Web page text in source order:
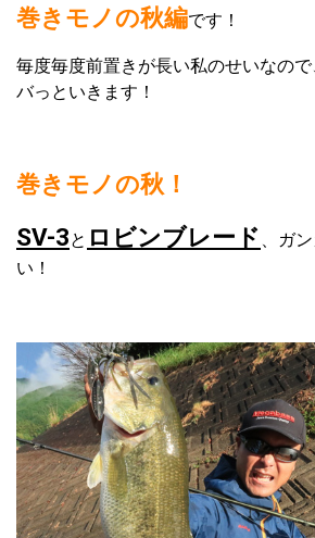
巻きモノの秋編です！
毎度毎度前置きが長い私のせいなの
バっといきます！
巻きモノの秋！
SV-3と ロビンブレード 、ガ
い！